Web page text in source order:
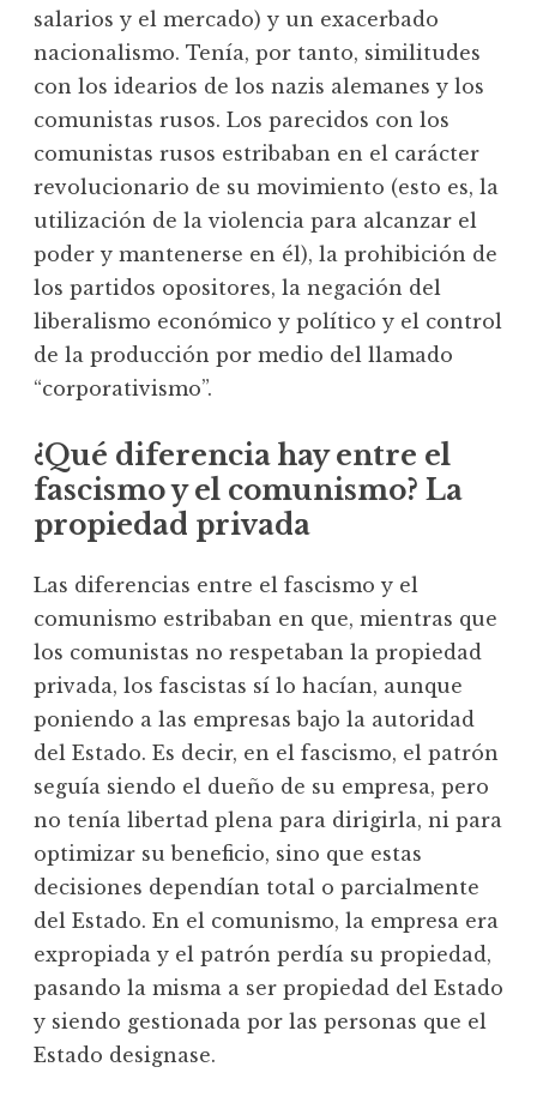
salarios y el mercado) y un exacerbado
nacionalismo. Tenía, por tanto, similitudes
con los idearios de los nazis alemanes y los
comunistas rusos. Los parecidos con los
comunistas rusos estribaban en el carácter
revolucionario de su movimiento (esto es, la
utilización de la violencia para alcanzar el
poder y mantenerse en él), la prohibición de
los partidos opositores, la negación del
liberalismo económico y político y el control
de la producción por medio del llamado
“corporativismo”.
¿Qué diferencia hay entre el
fascismo y el comunismo? La
propiedad privada
Las diferencias entre el fascismo y el
comunismo estribaban en que, mientras que
los comunistas no respetaban la propiedad
privada, los fascistas sí lo hacían, aunque
poniendo a las empresas bajo la autoridad
del Estado. Es decir, en el fascismo, el patrón
seguía siendo el dueño de su empresa, pero
no tenía libertad plena para dirigirla, ni para
optimizar su beneficio, sino que estas
decisiones dependían total o parcialmente
del Estado. En el comunismo, la empresa era
expropiada y el patrón perdía su propiedad,
pasando la misma a ser propiedad del Estado
y siendo gestionada por las personas que el
Estado designase.